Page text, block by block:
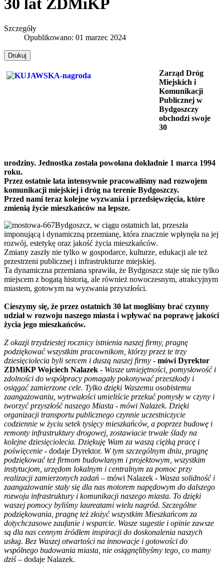
30 lat ZDMiKP
Szczegóły
Opublikowano: 01 marzec 2024
Drukuj
Zarząd Dróg
Miejskich i
Komunikacji
Publicznej w
Bydgoszczy
obchodzi swoje
30
urodziny. Jednostka została powołana dokładnie 1 marca 1994
roku.
Przez ostatnie lata intensywnie pracowaliśmy nad rozwojem
komunikacji miejskiej i dróg na terenie Bydgoszczy.
Przed nami teraz kolejne wyzwania i przedsięwzięcia, które
zmienią życie mieszkańców na lepsze.
Bydgoszcz, w ciągu ostatnich lat, przeszła
imponującą i dynamiczną przemianę, która znacznie wpłynęła na jej
rozwój, estetykę oraz jakość życia mieszkańców.
Zmiany zaszły nie tylko w gospodarce, kulturze, edukacji ale też
przestrzeni publicznej i infrastrukturze miejskiej.
Ta dynamiczna przemiana sprawiła, że Bydgoszcz staje się nie tylko
miejscem z bogatą historią, ale również nowoczesnym, atrakcyjnym
miastem, gotowym na wyzwania przyszłości.
Cieszymy się, że przez ostatnich 30 lat mogliśmy brać czynny
udział w rozwoju naszego miasta i wpływać na poprawę jakości
życia jego mieszkańców.
Z okazji trzydziestej rocznicy istnienia naszej firmy, pragnę
podziękować wszystkim pracownikom, którzy przez te trzy
dziesięciolecia byli sercem i duszą naszej firmy - mówi Dyrektor
ZDMiKP Wojciech Nalazek - Wasze umiejętności, pomysłowość i
zdolności do współpracy pomagały pokonywać przeszkody i
osiągać zamierzone cele. Tylko dzięki Waszemu osobistemu
zaangażowaniu, wytrwałości umieliście przekuć pomysły w czyny i
tworzyć przyszłość naszego Miasta - mówi Nalazek. Dzięki
organizacji transportu publicznego czynnie uczestniczycie
codziennie w życiu setek tysięcy mieszkańców, a poprzez budowę i
remonty infrastruktury drogowej, zostawiacie trwałe ślady na
kolejne dziesięciolecia. Dziękuję Wam za waszą ciężką pracę i
poświęcenie - dodaje Dyrektor. W tym szczególnym dniu, pragnę
podziękować też firmom budowlanym i projektowym, wszystkim
instytucjom, urzędom lokalnym i centralnym za pomoc przy
realizacji zamierzonych zadań – mówi Nalazek - Wasza solidność i
zaangażowanie stały się dla nas motorem napędowym do dalszego
rozwoju infrastruktury i komunikacji naszego miasta. To dzięki
waszej pomocy byliśmy laureatami wielu nagród. Szczególne
podziękowania, pragnę też złożyć wszystkim Mieszkańcom za
dotychczasowe zaufanie i wsparcie. Wasze sugestie i opinie zawsze
są dla nas cennym źródłem inspiracji do doskonalenia naszych
usług. Bez Waszej otwartości na innowacje i gotowości do
wspólnego budowania miasta, nie osiągnęlibyśmy tego, co mamy
dziś– dodaje Nalazek.